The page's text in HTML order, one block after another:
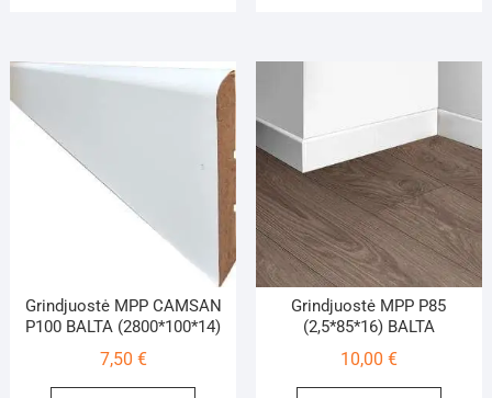
Grindjuostė MPP CAMSAN
P100 BALTA (2800*100*14)
7,50 €
Grindjuostė MPP P85
(2,5*85*16) BALTA
10,00 €